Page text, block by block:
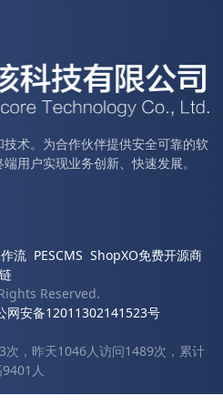
术。为合作伙伴提供安全可靠的软
用户实现业务创新、快速发展。
流 PESCMS ShopXO免费开源商
Reserved.
网安备12011302141523号
，昨天1046人访问1489次，累计
人